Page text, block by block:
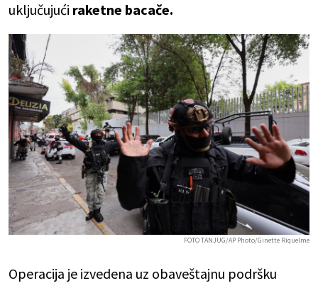
uključujući raketne bacače.
FOTO TANJUG/AP Photo/Ginette Riquelme
Operacija je izvedena uz obaveštajnu podršku